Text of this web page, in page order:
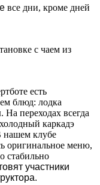
все дни, кроме дней
с чаем из
есть
блюд: лодка
На переходах всегда
каркадэ
нашем клубе
оригинальное меню,
стабильно
участники